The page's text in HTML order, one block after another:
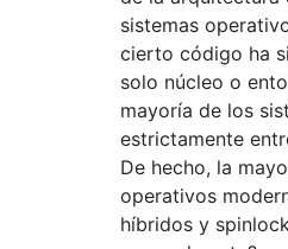
sistemas
cierto código ha
solo núcleo o
mayoría de los
estrictamente
De hecho, la
operativos
híbridos y